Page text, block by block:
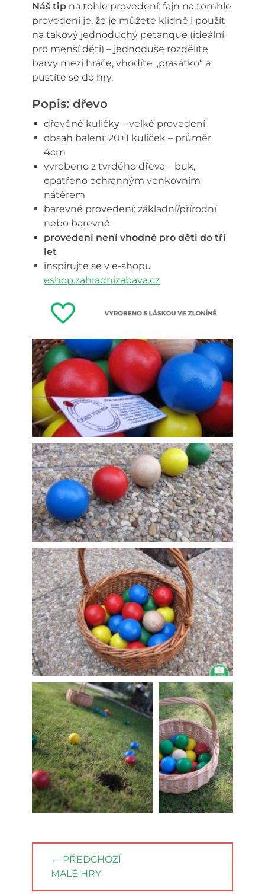
Náš tip na tohle provedení: fajn na tomhle
provedení je, že je můžete klidně i použít
na takový jednoduchý petanque (ideální
pro menší děti) – jednoduše rozdělíte
barvy mezi hráče, vhodíte „prasátko“ a
pustíte se do hry.
Popis: dřevo
dřevěné kuličky – velké provedení
obsah balení: 20+1 kuliček – průměr
4cm
vyrobeno z tvrdého dřeva – buk,
opatřeno ochranným venkovním
nátěrem
barevné provedení: základní/přírodní
nebo barevné
provedení není vhodné pro děti do tří
let
inspirujte se v e-shopu
eshop.zahradnizabava.cz
pro
příspěvek
← PŘEDCHOZÍ
PREVIOUS
POST:
MALÉ HRY